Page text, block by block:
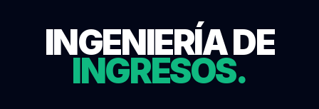
INGENIERÍA DE
INGRESOS.